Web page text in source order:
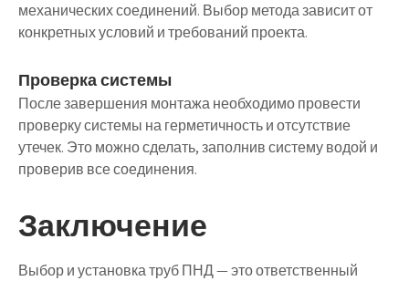
механических соединений. Выбор метода зависит от
конкретных условий и требований проекта.
Проверка системы
После завершения монтажа необходимо провести
проверку системы на герметичность и отсутствие
утечек. Это можно сделать, заполнив систему водой и
проверив все соединения.
Заключение
Выбор и установка труб ПНД — это ответственный